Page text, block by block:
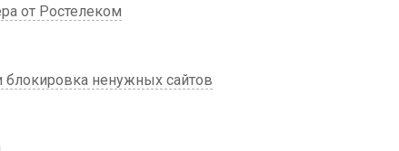
от Ростелеком
блокировка ненужных сайтов